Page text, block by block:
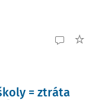
= ztráta